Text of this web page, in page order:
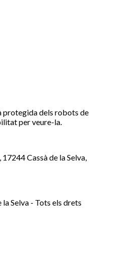
protegida dels robots de
per veure-la.
Cassà de la Selva,
Selva - Tots els drets